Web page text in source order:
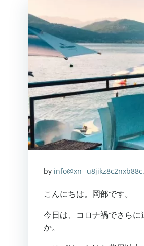
by info@xn--
こんにちは。岡部です。
今日は、コロナ禍でさら
か。